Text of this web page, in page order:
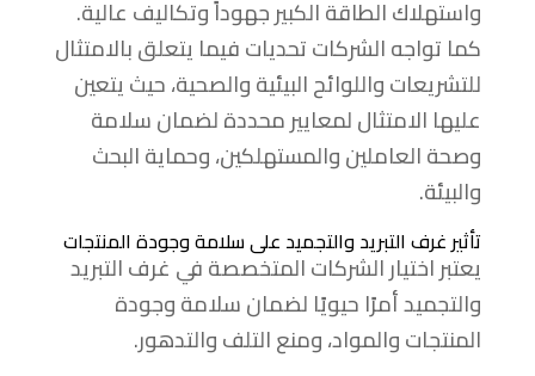
واستهلاك الطاقة الكبير جهوداً وتكاليف عالية.
كما تواجه الشركات تحديات فيما يتعلق بالامتثال
للتشريعات واللوائح البيئية والصحية، حيث يتعين
عليها الامتثال لمعايير محددة لضمان سلامة
وصحة العاملين والمستهلكين، وحماية البحث
والبيئة.
تأثير غرف التبريد والتجميد على سلامة وجودة المنتجات
يعتبر اختيار الشركات المتخصصة في غرف التبريد
والتجميد أمرًا حيويًا لضمان سلامة وجودة
المنتجات والمواد، ومنع التلف والتدهور.